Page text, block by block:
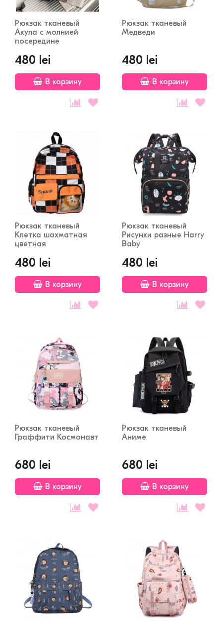
Рюкзак тканевый
Акула с молнией
посередине
480 lei
В корзину
Рюкзак тканевый
Медведи
480 lei
В корзину
Рюкзак тканевый
Клетка шахматная
цветная
480 lei
В корзину
Рюкзак тканевый
Рисунки разные Harry
Baby
480 lei
В корзину
Рюкзак тканевый
Граффити Космонавт
680 lei
В корзину
Рюкзак тканевый
Аниме
680 lei
В корзину